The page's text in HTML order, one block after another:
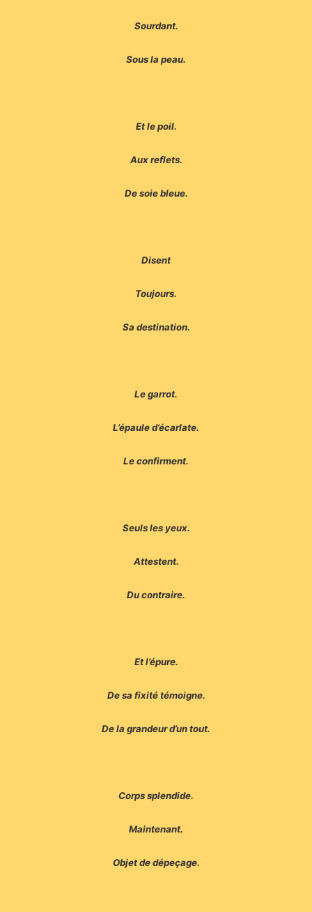
Sourdant.
Sous la peau.
Et le poil.
Aux reflets.
De soie bleue.
Disent
Toujours.
Sa destination.
Le garrot.
L’épaule d’écarlate.
Le confirment.
Seuls les yeux.
Attestent.
Du contraire.
Et l’épure.
De sa fixité témoigne.
De la grandeur d’un tout.
Corps splendide.
Maintenant.
Objet de dépeçage.